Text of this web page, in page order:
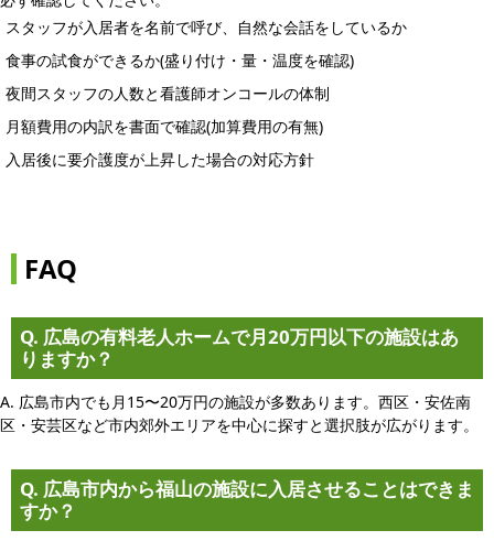
スタッフが入居者を名前で呼び、自然な会話をしているか
食事の試食ができるか(盛り付け・量・温度を確認)
夜間スタッフの人数と看護師オンコールの体制
月額費用の内訳を書面で確認(加算費用の有無)
入居後に要介護度が上昇した場合の対応方針
FAQ
Q. 広島の有料老人ホームで月20万円以下の施設はあ
りますか？
A. 広島市内でも月15〜20万円の施設が多数あります。西区・安佐南
区・安芸区など市内郊外エリアを中心に探すと選択肢が広がります。
Q. 広島市内から福山の施設に入居させることはできま
すか？